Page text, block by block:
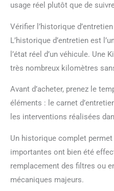
usage réel plutôt que de
Vérifier l’historique
L’historique d’entretien est l’un des meilleurs indicateurs de
l’état réel d’un véhicule. Une
très nombreux kilomètres
Avant d’acheter, prenez le temps de consulter plusieurs
éléments : le carnet
les interventions réalisées
Un historique complet permet de vérifier que les opérations
importantes ont bien été
remplacement des filtres ou
mécaniques majeurs.